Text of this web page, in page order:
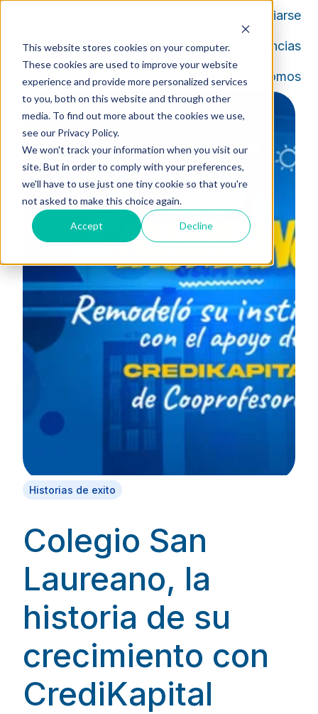
This website stores cookies on your computer.
These cookies are used to improve your website
experience and provide more personalized services
to you, both on this website and through other
media. To find out more about the cookies we use,
see our Privacy Policy.
We won't track your information when you visit our
site. But in order to comply with your preferences,
we'll have to use just one tiny cookie so that you're
not asked to make this choice again.
Accept Decline
i
Cómo asociarse
Productos Pagos y Transferencias
Contáctanos Así somos
Historias de exito
Colegio San
Laureano, la
historia de su
crecimiento con
CrediKapital